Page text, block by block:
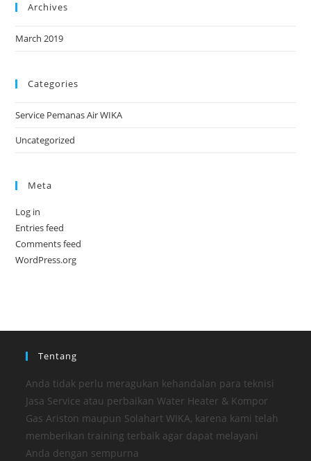
Archives
March 2019
Categories
Service Pemanas Air WIKA
Uncategorized
Meta
Log in
Entries feed
Comments feed
WordPress.org
Tentang
Anda tidak perlu meragukan kehandalan para teknisi
Jasa Service atau perbaikan Water Heater & Kompor
Gas Ariston maupun Solahart WIKA, karena kami telah
memberikan training terbaik agar dapat melayani
Anda dengan sempurna